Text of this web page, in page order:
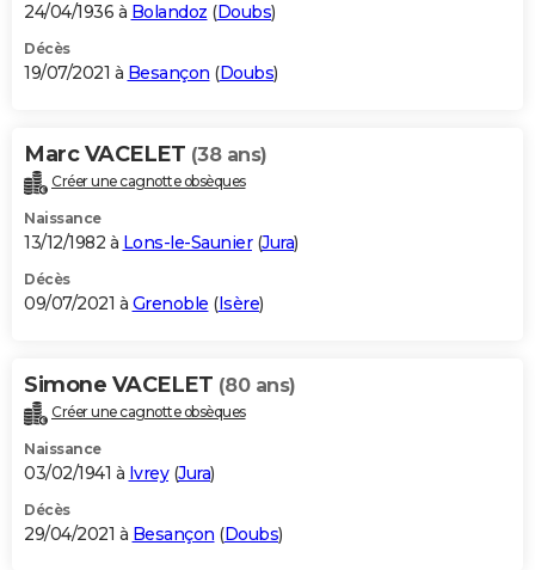
24/04/1936 à Bolandoz (Doubs)
Décès
19/07/2021 à Besançon (Doubs)
Marc VACELET (38 ans)
Créer une cagnotte obsèques
Naissance
13/12/1982 à Lons-le-Saunier(Jura)
Décès
09/07/2021 à Grenoble (Isère)
Simone VACELET (80 ans)
Créer une cagnotte obsèques
Naissance
03/02/1941 à Ivrey(Jura)
Décès
29/04/2021 à Besançon (Doubs)